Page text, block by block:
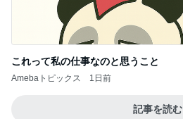
これって私の仕事なのと思うこと
Amebaトピックス 1日前
記事を読む